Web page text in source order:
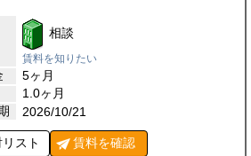
相談
賃料を知りたい
5ヶ月
1.0ヶ月
2026/10/21
スト 賃料を確認